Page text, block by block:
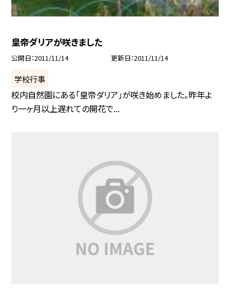
皇帝ダリアが咲きました
公開日 2011/11/14 更新日 2011/11/14
学校行事
校内自然園にある「皇帝ダリア」が咲き始めました。昨年よ
り一ヶ月以上遅れての開花で...